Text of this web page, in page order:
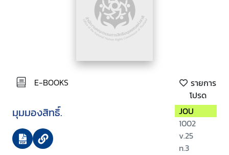
E-BOOKS
รายการ
โปรด
มุมมองสิทธิ์.
JOU
1002
v.25
n.3